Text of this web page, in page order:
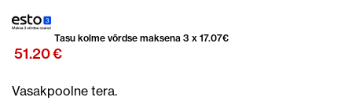
Tasu kolme võrdse maksena 3 x 17.07€
51.20€
Vasakpoolne tera.